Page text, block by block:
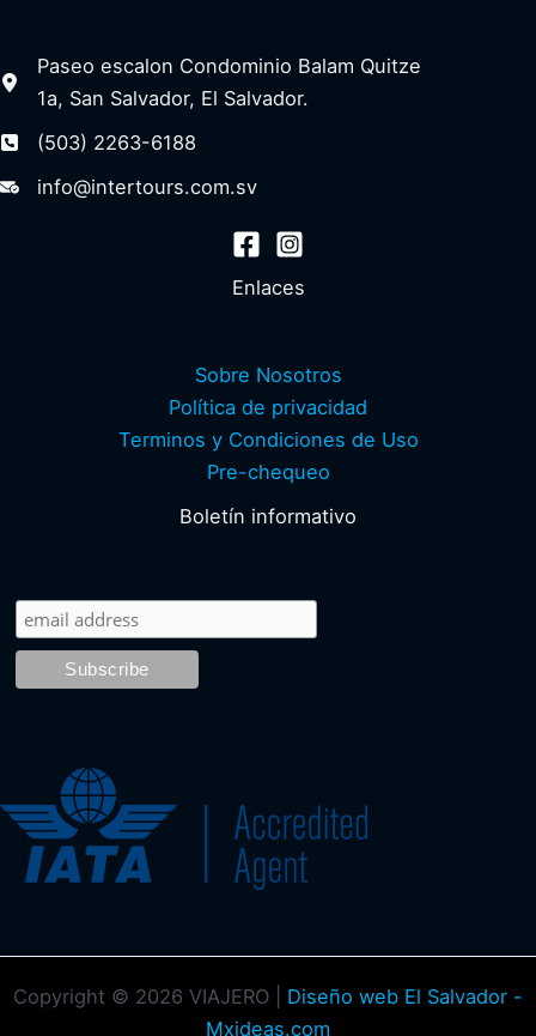
Paseo escalon Condominio Balam Quitze
1a, San Salvador, El Salvador.
(503) 2263-6188
info@intertours.com.sv
Enlaces
Sobre Nosotros
Política de privacidad
Terminos y Condiciones de Uso
Pre-chequeo
Boletín informativo
Copyright © 2026 VIAJERO | Diseño web El Salvador -
Mxideas.com